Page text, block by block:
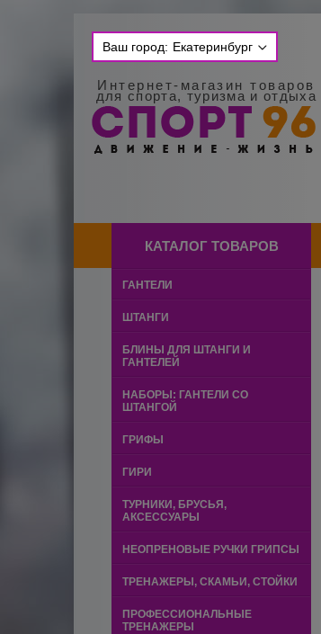
Ваш город: Екатеринбург
Интернет-магазин товаров
для спорта, туризма и отдыха
КАТАЛОГ ТОВАРОВ
ГАНТЕЛИ
ШТАНГИ
БЛИНЫ ДЛЯ ШТАНГИ И
ГАНТЕЛЕЙ
НАБОРЫ: ГАНТЕЛИ СО
ШТАНГОЙ
ГРИФЫ
ГИРИ
ТУРНИКИ, БРУСЬЯ,
АКСЕССУАРЫ
НЕОПРЕНОВЫЕ РУЧКИ ГРИПСЫ
ТРЕНАЖЕРЫ, СКАМЬИ, СТОЙКИ
ПРОФЕССИОНАЛЬНЫЕ
ТРЕНАЖЕРЫ